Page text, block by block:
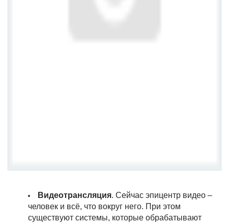
Видеотрансляция. Сейчас эпицентр видео –
человек и всё, что вокруг него. При этом
существуют системы, которые обрабатывают